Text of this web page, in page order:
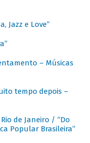
Jazz e Love”
– Músicas
tempo depois –
de Janeiro / “Do
Popular Brasileira”